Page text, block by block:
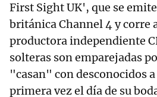
First Sight UK', que se
británica Channel 4 y corre
productora independiente
solteras son emparejadas
"casan" con desconocidos
primera vez el día de su